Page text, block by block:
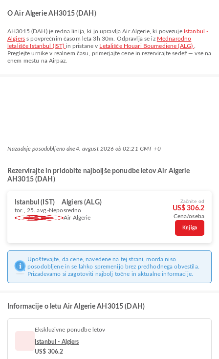
O Air Algerie AH3015 (DAH)
AH3015 (DAH) je redna linija, ki jo upravljaAir Algerie, ki povezuje Istanbul -
Algierss povprečnim časom leta3h 30m . Odpravlja se iz Mednarodno
letališče Istanbul (IST) in pristane v Letališče Houari Boumediene (ALG)
Preglejte urnike v realnem času, primerjajte cene in rezervirajte sedež — vse na
enem mestu na Airpaz.
Nazadnje posodobljeno dne4. avgust 2026 ob 02:21 GMT +0
Rezervirajte in pridobite najboljše ponudbe letov Air Algerie
AH3015 (DAH)
Istanbul (IST) Algiers (ALG)
tor., 25. avg. Neposredno
Air Algerie
Začnite od
US$ 306.2
Cena/oseba
Knjiga
Upoštevajte, da cene, navedene na tej strani, morda niso
posodobljene in se lahko spremenijo brez predhodnega obvestila.
Prizadevamo si zagotoviti najbolj točne in aktualne informacije.
Informacije o letu Air Algerie AH3015 (DAH)
Ekskluzivne ponudbe letov
Istanbul - Algiers
US$ 306.2